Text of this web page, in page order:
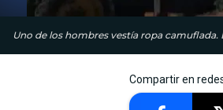
Uno de los hombres vestía ropa
Compartir en